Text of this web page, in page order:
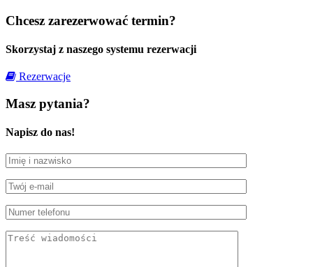
Chcesz zarezerwować termin?
Skorzystaj z naszego systemu rezerwacji
Rezerwacje
Masz pytania?
Napisz do nas!